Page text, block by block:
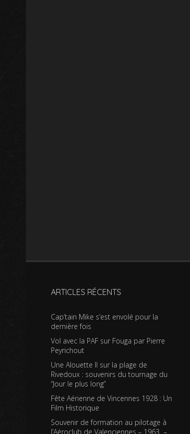
ARTICLES RÉCENTS
Cap’tain Mike s’est envolé pour la
dernière fois
Vol avec la PAF sur Fouga par Pierre
Peyrichout
Une Alouette II sur la plage de
Rivedoux : souvenirs du tournage du
“Jour le plus long”
Fête Aérienne de Vincennes 1928 : Un
Film Historique
Souvenir de formation au pilotage à
l’Aéroclub de Valenciennes – 1963 –